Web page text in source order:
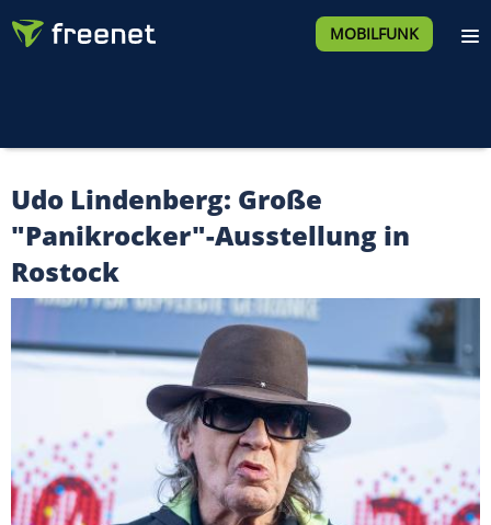
MOBILFUNK
Udo Lindenberg: Große
"Panikrocker"-Ausstellung in
Rostock